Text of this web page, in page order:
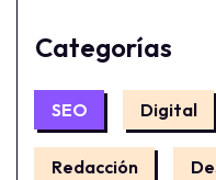
Categorías
SEO Digital
Redacción